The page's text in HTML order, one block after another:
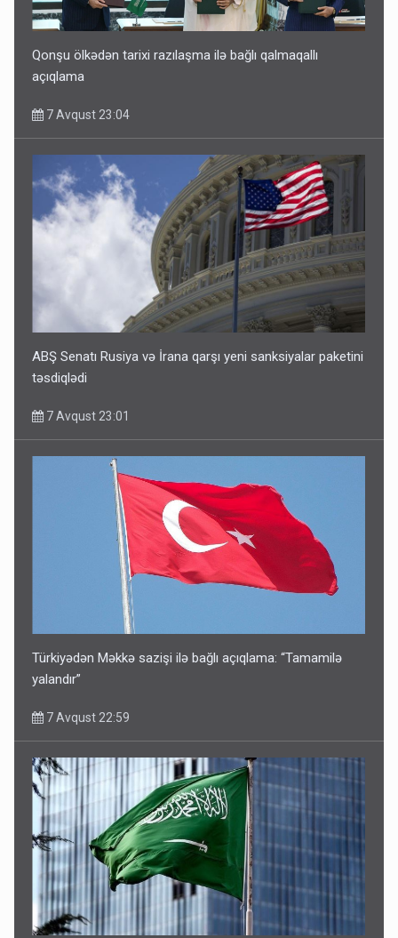
Qonşu ölkədən tarixi razılaşma ilə bağlı qalmaqallı
açıqlama
7 Avqust 23:04
ABŞ Senatı Rusiya və İrana qarşı yeni sanksiyalar paketini
təsdiqlədi
7 Avqust 23:01
Türkiyədən Məkkə sazişi ilə bağlı açıqlama: “Tamamilə
yalandır”
7 Avqust 22:59